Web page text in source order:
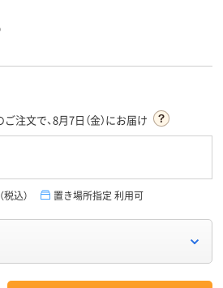
注文で、8月7日（金）にお届け
（税込） 置き場所指定 利用可